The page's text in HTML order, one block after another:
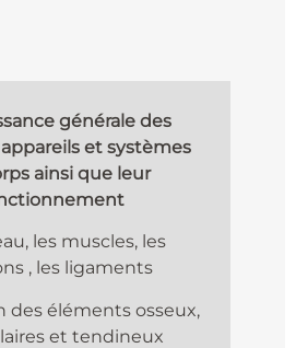
générale des
et systèmes
ainsi que leur
les muscles, les
, les ligaments
des éléments osseux,
et tendineux